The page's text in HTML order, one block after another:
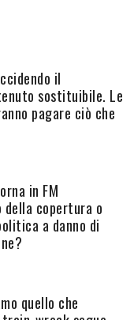
il
sostituibile. Le
pagare ciò che
in FM
della copertura o
a danno di
quello che